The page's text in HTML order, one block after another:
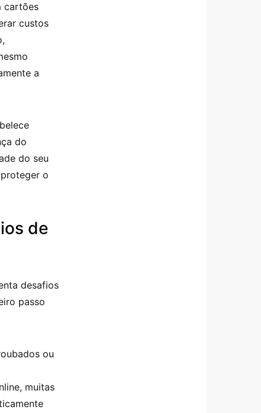
cartões
custos
a
do
do seu
o
de
desafios
passo
ou
muitas